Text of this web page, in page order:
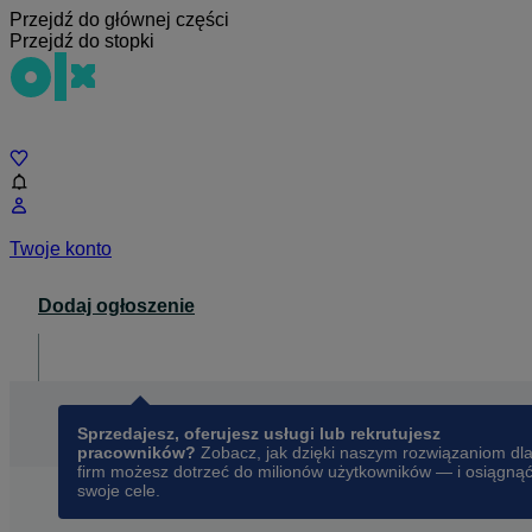
Przejdź do głównej części
Przejdź do stopki
Twoje konto
Dodaj ogłoszenie
Sprzedajesz, oferujesz usługi lub rekrutujesz
pracowników? Zobacz, jak dzięki naszym rozwiązaniom dla
firm możesz dotrzeć do milionów użytkowników — i osiągnąć
swoje cele.